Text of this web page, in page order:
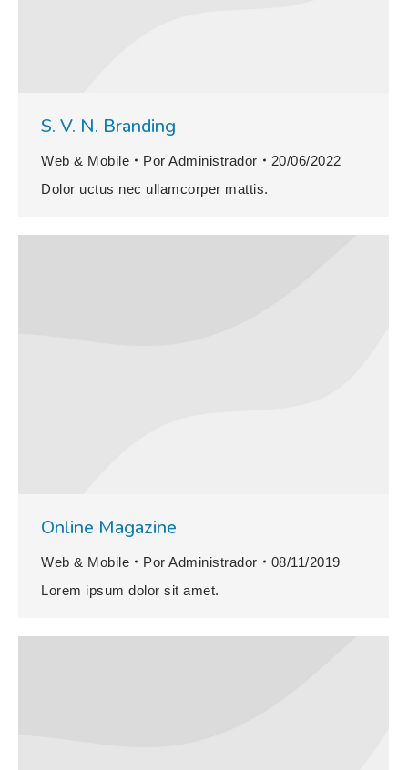
S. V. N. Branding
Web & Mobile Por Administrador
20/06/2022
Dolor uctus nec ullamcorper mattis.
Online Magazine
Web & Mobile Por Administrador
08/11/2019
Lorem ipsum dolor sit amet.